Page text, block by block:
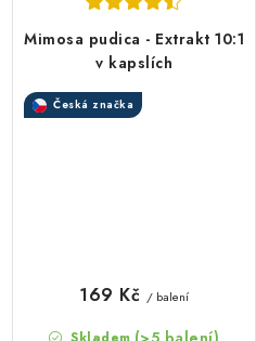
Mimosa pudica - Extrakt 10:1
v kapslích
Česká značka
169 Kč / balení